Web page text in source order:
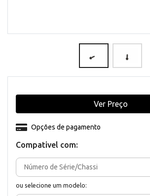
Compativel com:
ou selecione um modelo:
Opções de pagamento
Ver Preço